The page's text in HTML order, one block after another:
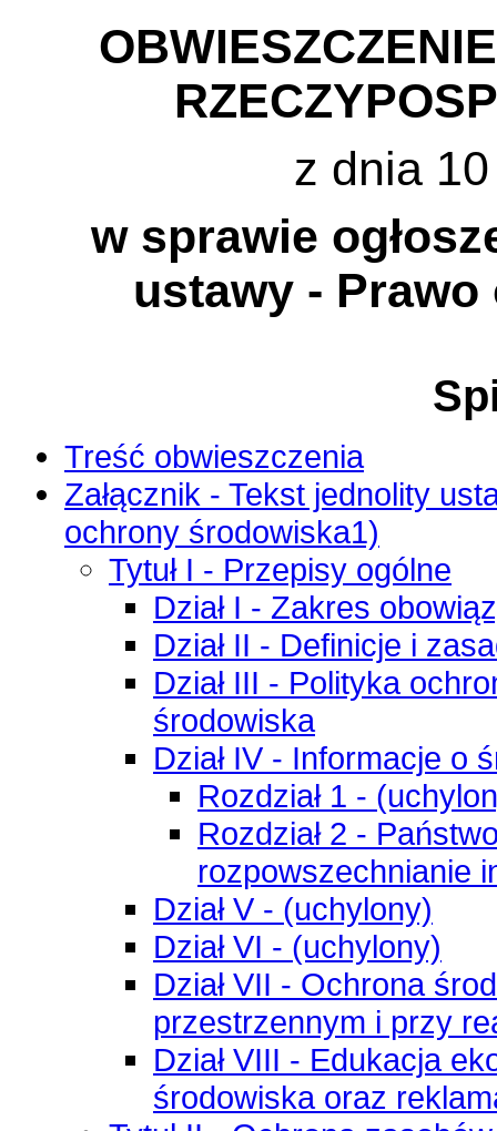
z dnia
w sprawie
ustawy -
Treść obwieszczenia
Załącznik - Tekst jednolity
ochrony środowiska1)
Tytuł I - Przepisy ogólne
Dział I - Zakres
Dział II - Definicje i
Dział III - Polityka
środowiska
Dział IV - Informacje o
Rozdział 1 -
Rozdział 2 -
rozpowszechnianie
Dział V - (uchylony)
Dział VI - (uchylony)
Dział VII - Ochrona
przestrzennym i przy
Dział VIII - Edukacja
środowiska oraz